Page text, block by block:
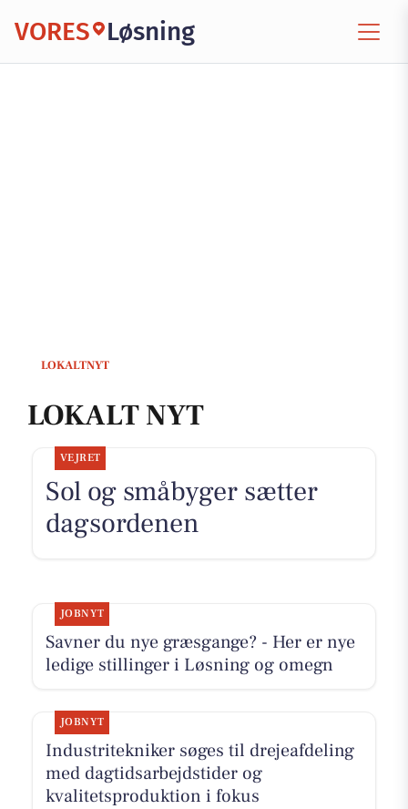
VORES Løsning
LOKALTNYT
LOKALT NYT
VEJRET
Sol og småbyger sætter
dagsordenen
JOBNYT
Savner du nye græsgange? - Her er nye
ledige stillinger i Løsning og omegn
JOBNYT
Industritekniker søges til drejeafdeling
med dagtidsarbejdstider og
kvalitetsproduktion i fokus